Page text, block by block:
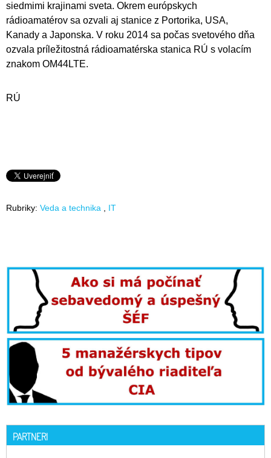
siedmimi krajinami sveta. Okrem európskych
rádioamatérov sa ozvali aj stanice z Portorika, USA,
Kanady a Japonska. V roku 2014 sa počas svetového dňa
ozvala príležitostná rádioamatérska stanica RÚ s volacím
znakom OM44LTE.
RÚ
Rubriky: Veda a technika IT
PARTNERI